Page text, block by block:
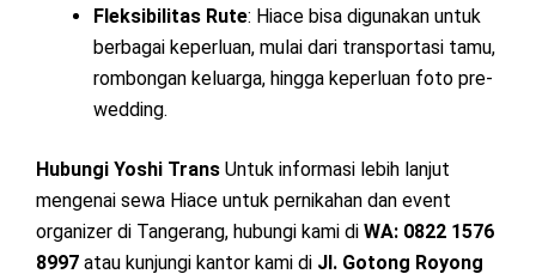
Fleksibilitas Rute: Hiace bisa digunakan untuk
berbagai keperluan, mulai dari transportasi tamu,
rombongan keluarga, hingga keperluan foto pre-
wedding.
Hubungi Yoshi TransUntuk informasi lebih lanjut
mengenai sewa Hiace untuk pernikahan dan event
organizer di Tangerang, hubungi kami di WA: 0822 1576
8997atau kunjungi kantor kami di Jl. Gotong Royong